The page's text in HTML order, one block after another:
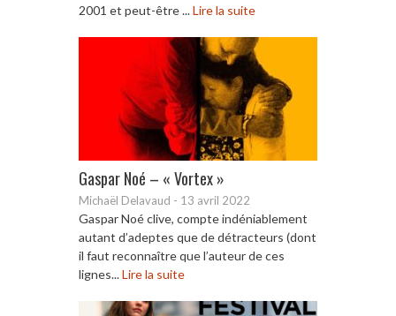
2001 et peut-être ...Lire la suite
Gaspar Noé – « Vortex »
Michaël Delavaud - 13 avril 2022
Gaspar Noé clive, compte indéniablement
autant d’adeptes que de détracteurs (dont
il faut reconnaître que l’auteur de ces
lignes...Lire la suite